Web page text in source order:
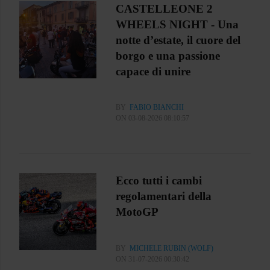
CASTELLEONE 2
WHEELS NIGHT - Una
notte d’estate, il cuore del
borgo e una passione
capace di unire
BY
FABIO BIANCHI
ON 03-08-2026 08:10:57
Ecco tutti i cambi
regolamentari della
MotoGP
BY
MICHELE RUBIN (WOLF)
ON 31-07-2026 00:30:42